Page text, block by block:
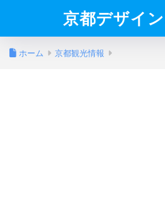
京都デザイ
ホーム 京都観光情報